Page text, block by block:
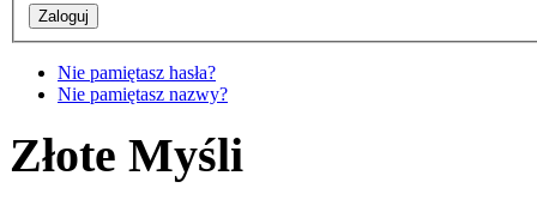
Nie pamiętasz hasła?
Nie pamiętasz nazwy?
Złote Myśli